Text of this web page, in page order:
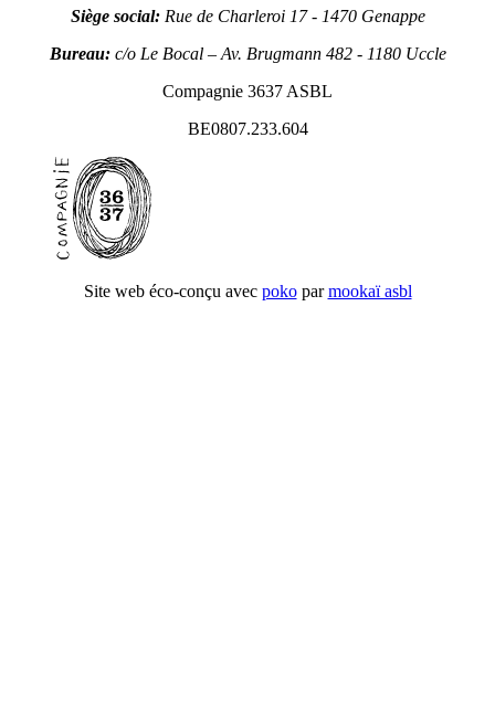
Siège social:Rue de Charleroi 17 - 1470 Genappe
Bureau:c/o Le Bocal – Av. Brugmann 482 - 1180 Uccle
Compagnie 3637 ASBL
BE0807.233.604
Site web éco-conçu avec pokoparmookaï asbl